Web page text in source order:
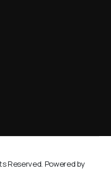
Reserved. Powered by